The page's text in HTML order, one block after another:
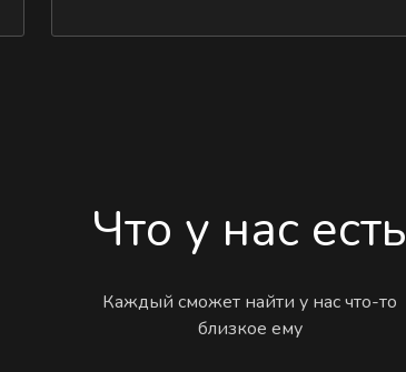
Что у нас есть
Каждый сможет найти у нас что-то
близкое ему